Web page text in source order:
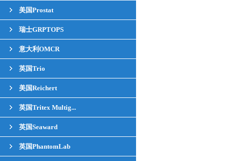
美国Prostat
瑞士GRPTOPS
意大利OMCR
英国Trio
美国Reichert
英国Tritex Multig...
英国Seaward
英国PhantomLab